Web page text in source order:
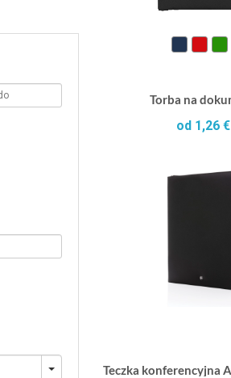
Torba na
od 1,26 €
Teczka konferencyjna